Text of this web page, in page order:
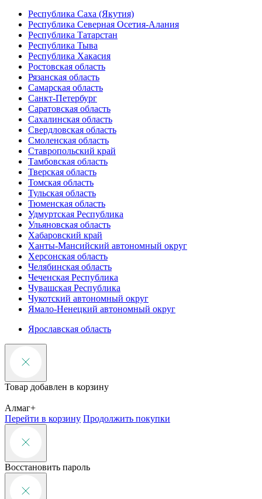
Республика Саха (Якутия)
Республика Северная Осетия-Алания
Республика Татарстан
Республика Тыва
Республика Хакасия
Ростовская область
Рязанская область
Самарская область
Санкт-Петербург
Саратовская область
Сахалинская область
Свердловская область
Смоленская область
Ставропольский край
Тамбовская область
Тверская область
Томская область
Тульская область
Тюменская область
Удмуртская Республика
Ульяновская область
Хабаровский край
Ханты-Мансийский автономный округ
Херсонская область
Челябинская область
Чеченская Республика
Чувашская Республика
Чукотский автономный округ
Ямало-Ненецкий автономный округ
Ярославская область
Товар добавлен в корзину
Алмаг+
Перейти в корзину Продолжить покупки
Восстановить пароль